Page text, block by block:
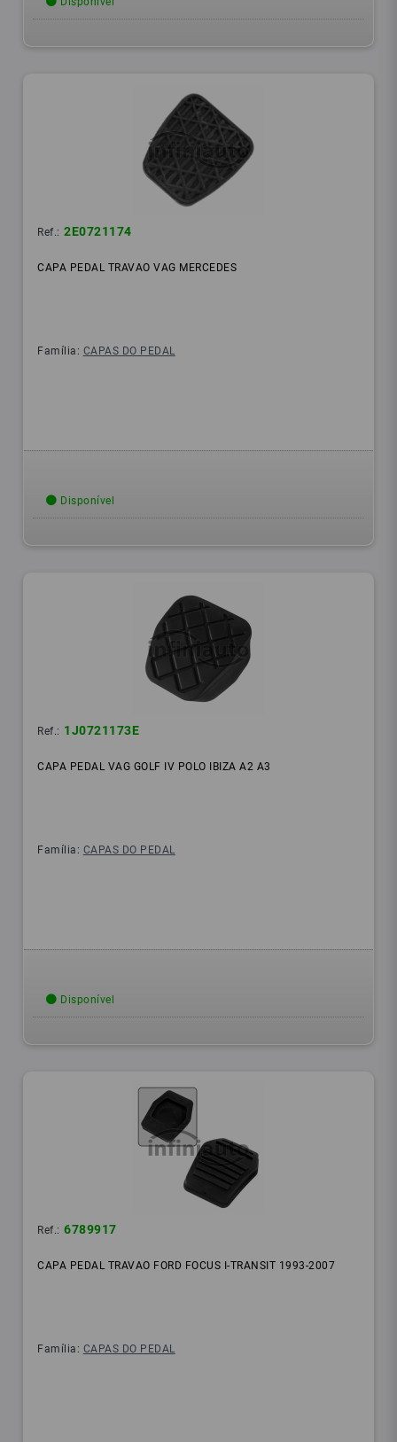
Ref.: 2E0721174
CAPA PEDAL TRAVAO VAG MERCEDES
Família: CAPAS DO PEDAL
Disponível
Ref.: 1J0721173E
CAPA PEDAL VAG GOLF IV POLO IBIZA A2 A3
Família: CAPAS DO PEDAL
Disponível
Ref.: 6789917
CAPA PEDAL TRAVAO FORD FOCUS I-TRANSIT 1993-2007
Família: CAPAS DO PEDAL